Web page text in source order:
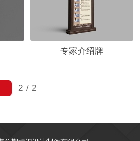
专家介绍牌
2 / 2